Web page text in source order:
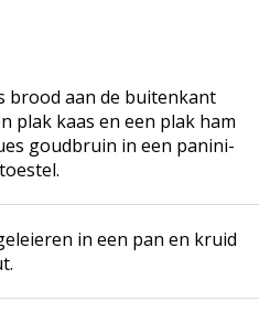
brood aan de buitenkant
plak kaas en een plak ham
goudbruin in een panini-
in een pan en kruid